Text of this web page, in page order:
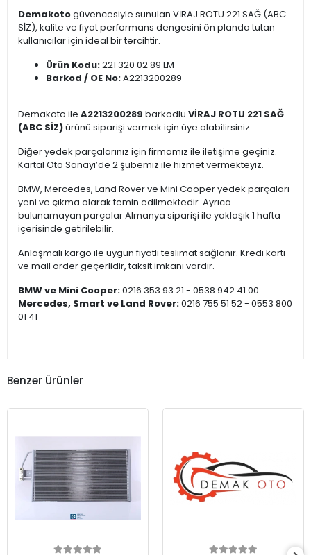
Demakotogüvencesiyle sunulan VİRAJ ROTU 221 SAĞ (ABC
SİZ), kalite ve fiyat performans dengesini ön planda tutan
kullanıcılar için ideal bir tercihtir.
Ürün Kodu:221 320 02 89 LM
Barkod / OE No:A2213200289
Demakoto ile A2213200289 barkodlu VİRAJ ROTU 221 SAĞ
(ABC SİZ)ürünü siparişi vermek için üye olabilirsiniz.
Diğer yedek parçalarınız için firmamız ile iletişime geçiniz.
Kartal Oto Sanayi’de 2 şubemiz ile hizmet vermekteyiz.
BMW, Mercedes, Land Rover ve Mini Cooper yedek parçaları
yeni ve çıkma olarak temin edilmektedir. Ayrıca
bulunamayan parçalar Almanya siparişi ile yaklaşık 1 hafta
içerisinde getirilebilir.
Anlaşmalı kargo ile uygun fiyatlı teslimat sağlanır. Kredi kartı
ve mail order geçerlidir, taksit imkanı vardır.
BMW ve Mini Cooper:0216 353 93 21 - 0538 942 41 00
Mercedes, Smart ve Land Rover:0216 755 51 52 - 0553 800
01 41
Benzer Ürünler